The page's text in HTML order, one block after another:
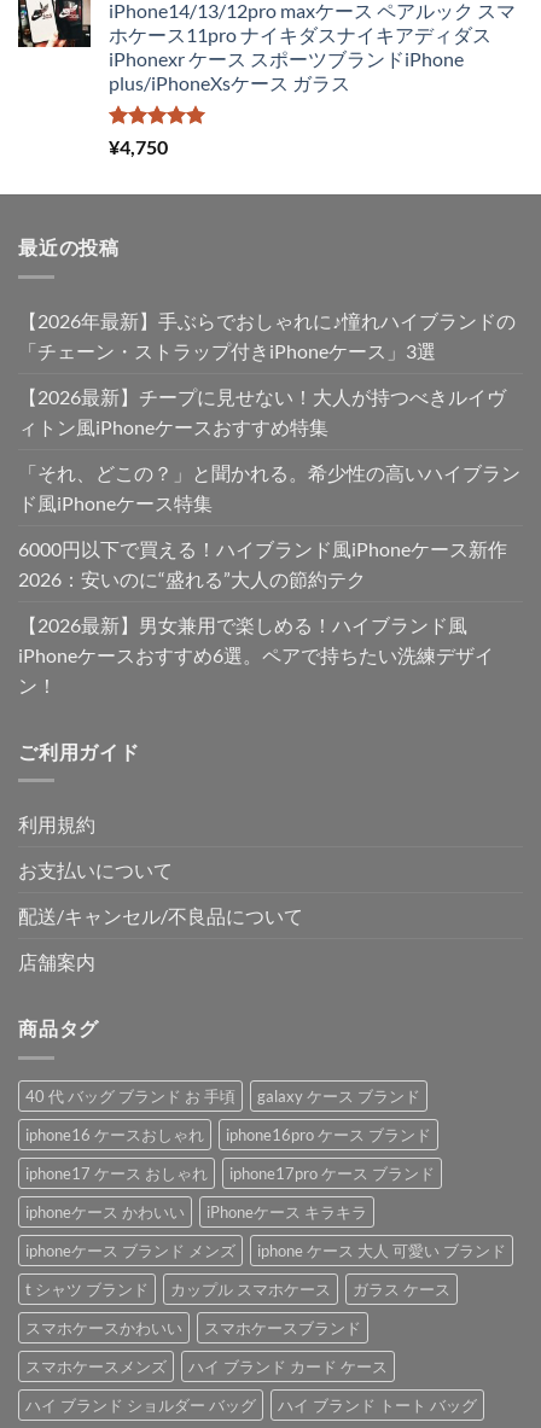
格
は
¥4,250
で
し
価
格
は
¥2,980
iPhone14/13/12pro maxケース ペアルック スマ
ホケース11pro ナイキダスナイキアディダス
iPhonexr ケース スポーツブランドiPhone
plus/iPhoneXsケース ガラス
5段階中
5.00
¥4,750
最近の投稿
【2026年最新】手ぶらでおしゃれに♪憧れハイブランドの
「チェーン・ストラップ付きiPhoneケース」3選
【2026最新】チープに見せない！大人が持つべきルイヴ
ィトン風iPhoneケースおすすめ特集
「それ、どこの？」と聞かれる。希少性の高いハイブラン
ド風iPhoneケース特集
6000円以下で買える！ハイブランド風iPhoneケース新作
2026：安いのに“盛れる”大人の節約テク
【2026最新】男女兼用で楽しめる！ハイブランド風
iPhoneケースおすすめ6選。ペアで持ちたい洗練デザイ
ン！
ご利用ガイド
利用規約
お支払いについて
配送/キャンセル/不良品について
店舗案内
商品タグ
40 代 バッグ ブランド お 手頃
galaxy ケース ブランド
iphone16 ケースおしゃれ
iphone16pro ケース ブランド
iphone17 ケース おしゃれ
iphone17pro ケース ブランド
iphoneケース かわいい
iPhoneケース キラキラ
iphoneケース ブランド メンズ
iphone ケース 大人 可愛い ブランド
t シャツ ブランド
カップル スマホケース
ガラス ケース
スマホケースかわいい
スマホケースブランド
スマホケースメンズ
ハイ ブランド カード ケース
ハイ ブランド ショルダー バッグ
ハイ ブランド トート バッグ